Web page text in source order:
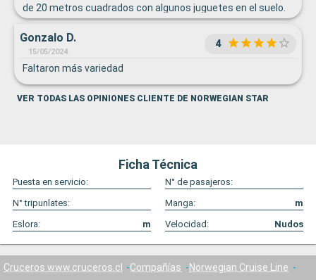
de 20 metros cuadrados con algunos juguetes en el suelo.
Sólo para niños mayores de 3 años había un servicio de
cuidador, por lo que los padres con niños menores de esa
edad se les recomienda no viajar con ellos.
Gonzalo D.
15/05/2024
4
Faltaron más variedad
VER TODAS LAS OPINIONES CLIENTE DE NORWEGIAN STAR
Ficha Técnica
Puesta en servicio:
N° de pasajeros:
N° tripunlates:
Manga:
m
Eslora:
m Velocidad: Nudos
Cruceros www.cruceros.cl Compañías
Norwegian Cruise Line